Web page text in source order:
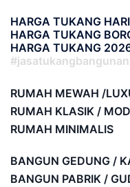
HARGA TUKANG
HARGA TUKANG
HARGA TUKANG
RUMAH MEWAH /
RUMAH KLASIK /
RUMAH MINIMALIS
BANGUN GEDUNG /
BANGUN PABRIK /